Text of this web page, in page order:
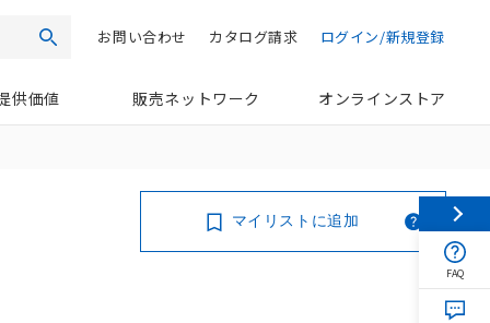
検索 ログイン/新規登録
カタログ請求
お問い合わせ
供価値 販売ネットワーク オンラインストア
マイリストに追加
FAQ